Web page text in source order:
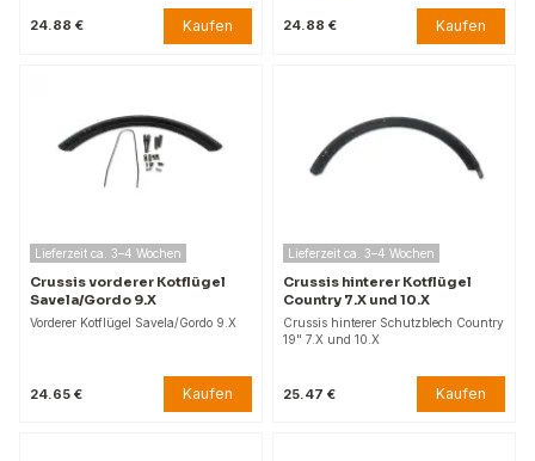
24.88 € Kaufen 24.88 € Kaufen
Lieferzeit ca. 3–4 Wochen
Crussis vorderer Kotflügel
Savela/Gordo 9.X
Vorderer Kotflügel Savela/Gordo 9.X
24.65 € Kaufen
Lieferzeit ca. 3–4 Wochen
Crussis hinterer Kotflügel
Country 7.X und 10.X
Crussis hinterer Schutzblech Country
19" 7.X und 10.X
25.47 € Kaufen